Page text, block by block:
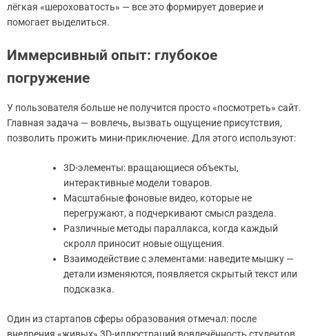
лёгкая «шероховатость» — все это формирует доверие и
помогает выделиться.
Иммерсивный опыт: глубокое
погружение
У пользователя больше не получится просто «посмотреть» сайт.
Главная задача — вовлечь, вызвать ощущение присутствия,
позволить прожить мини-приключение. Для этого используют:
3D-элементы: вращающиеся объекты,
интерактивные модели товаров.
Масштабные фоновые видео, которые не
перегружают, а подчеркивают смысл раздела.
Различные методы параллакса, когда каждый
скролл приносит новые ощущения.
Взаимодействие с элементами: наведите мышку —
детали изменяются, появляется скрытый текст или
подсказка.
Один из стартапов сферы образования отмечал: после